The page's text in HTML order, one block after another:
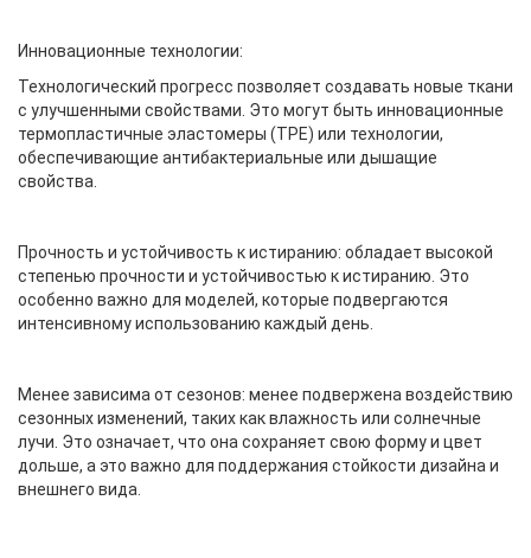
Инновационные технологии:
Технологический прогресс позволяет создавать новые ткани
с улучшенными свойствами. Это могут быть инновационные
термопластичные эластомеры (TPE) или технологии,
обеспечивающие антибактериальные или дышащие
свойства.
Прочность и устойчивость к истиранию: обладает высокой
степенью прочности и устойчивостью к истиранию. Это
особенно важно для моделей, которые подвергаются
интенсивному использованию каждый день.
Менее зависима от сезонов: менее подвержена воздействию
сезонных изменений, таких как влажность или солнечные
лучи. Это означает, что она сохраняет свою форму и цвет
дольше, а это важно для поддержания стойкости дизайна и
внешнего вида.